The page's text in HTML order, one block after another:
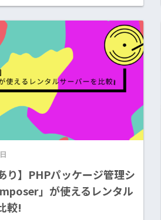
り】PHPパッケージ管理シ
」が使えるレンタル
較!